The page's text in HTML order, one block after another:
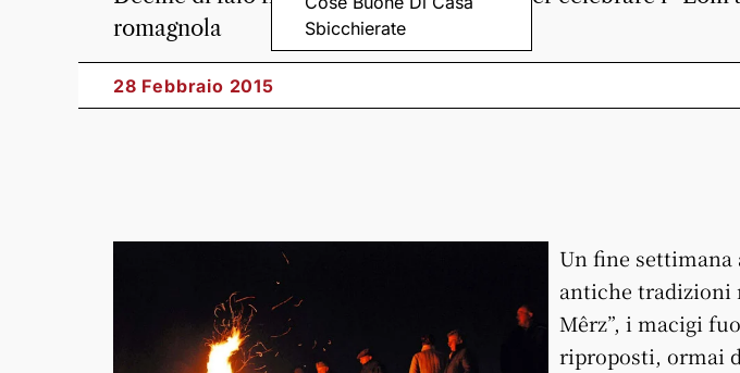
Sbicchierate
romagnola
28 Febbraio 2015
Un fine settimana
antiche tradizioni
Mêrz”, i macigi
riproposti, ormai